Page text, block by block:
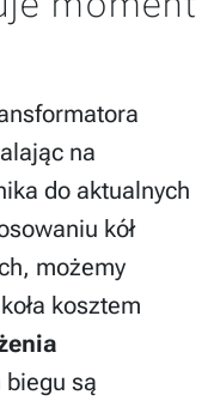
na
do aktualnych
kół
możemy
kosztem
biegu są